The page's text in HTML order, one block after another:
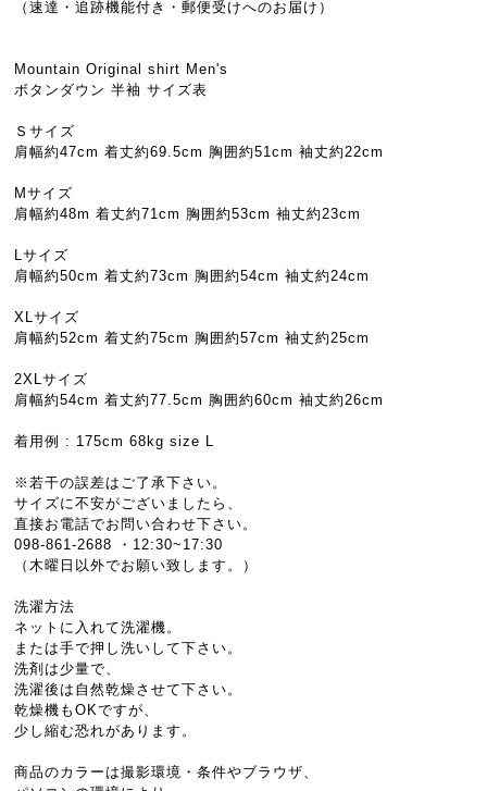
（速達・追跡機能付き・郵便受けへのお届け）
Mountain Original shirt Men's
ボタンダウン 半袖 サイズ表
Ｓサイズ
肩幅約47cm 着丈約69.5cm 胸囲約51cm 袖丈約22cm
Mサイズ
肩幅約48m 着丈約71cm 胸囲約53cm 袖丈約23cm
Lサイズ
肩幅約50cm 着丈約73cm 胸囲約54cm 袖丈約24cm
XLサイズ
肩幅約52cm 着丈約75cm 胸囲約57cm 袖丈約25cm
2XLサイズ
肩幅約54cm 着丈約77.5cm 胸囲約60cm 袖丈約26cm
着用例 : 175cm 68kg size L
※若干の誤差はご了承下さい。
サイズに不安がございましたら、
直接お電話でお問い合わせ下さい。
098-861-2688 ・12:30~17:30
（木曜日以外でお願い致します。）
洗濯方法
ネットに入れて洗濯機。
または手で押し洗いして下さい。
洗剤は少量で、
洗濯後は自然乾燥させて下さい。
乾燥機もOKですが、
少し縮む恐れがあります。
商品のカラーは撮影環境・条件やブラウザ、